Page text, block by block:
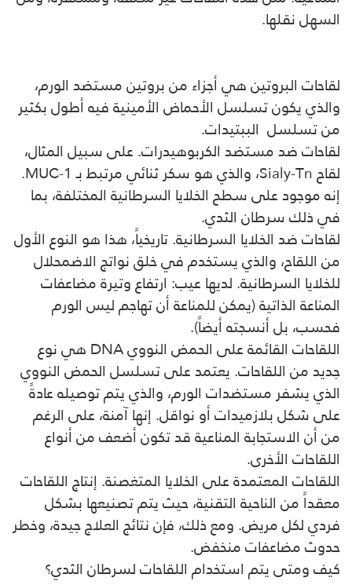
السهل نقلها.
لقاحات البروتين هي أجزاء من بروتين مستضد الورم،
والذي يكون تسلسل الأحماض الأمينية فيه أطول بكثير
من تسلسل الببتيدات.
لقاحات ضد مستضد الكربوهيدرات. على سبيل المثال،
لقاح Sialy-Tn، والذي هو سكر ثنائي مرتبط بـ MUC-1.
إنه موجود على سطح الخلايا السرطانية المختلفة، بما
في ذلك سرطان الثدي.
لقاحات ضد الخلايا السرطانية. تاريخياً، هذا هو النوع الأول
من اللقاح، والذي يستخدم في خلق نواتج الاضمحلال
للخلايا السرطانية. لديها عيب: ارتفاع وتيرة مضاعفات
المناعة الذاتية (يمكن للمناعة أن تهاجم ليس الورم
فحسب، بل أنسجته أيضاً).
اللقاحات القائمة على الحمض النووي DNA هي نوع
جديد من اللقاحات. يعتمد على تسلسل الحمض النووي
الذي يشفر مستضدات الورم، والذي يتم توصيله عادةً
على شكل بلازميدات أو نواقل. إنها آمنة، على الرغم
من أن الاستجابة المناعية قد تكون أضعف من أنواع
اللقاحات الأخرى.
اللقاحات المعتمدة على الخلايا المتغصنة. إنتاج اللقاحات
معقداً من الناحية التقنية، حيث يتم تصنيعها بشكل
فردي لكل مريض. ومع ذلك، فإن نتائج العلاج جيدة، وخطر
حدوث مضاعفات منخفض.
كيف ومتى يتم استخدام اللقاحات لسرطان الثدي؟